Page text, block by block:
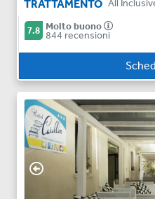
TRATTAMENTO All
7.8 Molto buono
844 recensioni